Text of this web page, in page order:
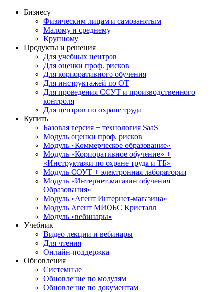
Бизнесу
Физическим лицам и самозанятым
Малому и среднему
Крупному
Продукты и решения
Для учебных центров
Для оценки проф. рисков
Для корпоративного обучения
Для инструктажей по ОТ
Для проведения СОУТ и производственного
контроля
Для центров по охране труда
Купить
Базовая версия + технология SaaS
Модуль оценки проф. рисков
Модуль «Коммерческое образование»
Модуль «Корпоративное обучение» +
«Инструктажи по охране труда и ТБ»
Модуль СОУТ + электронная лаборатория
Модуль «Интернет-магазин обучения
Образования»
Модуль «Агент Интернет-магазина»
Модуль Агент МИОБС Кристалл
Модуль «вебинары»
Учебник
Видео лекции и вебинары
Для чтения
Онлайн-поддержка
Обновления
Системные
Обновление по модулям
Обновление по документам